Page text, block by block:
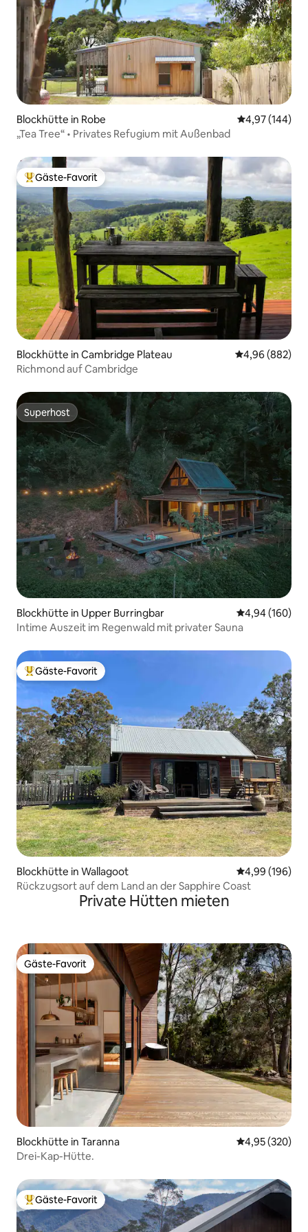
Blockhütte in Robe
4,97 (144)
„Tea Tree“ • Privates Refugium mit Außenbad
Beliebter Gäste-Favorit.
Gäste-Favorit
Blockhütte in Cambridge Plateau
4,96 (882)
Richmond auf Cambridge
Superhost
Superhost
Blockhütte in Upper Burringbar
4,94 (160)
Intime Auszeit im Regenwald mit privater Sauna
Beliebter Gäste-Favorit.
Gäste-Favorit
Blockhütte in Wallagoot
4,99 (196)
Rückzugsort auf dem Land an der Sapphire Coast
Private Hütten mieten
Gäste-Favorit
Gäste-Favorit
Blockhütte in Taranna
4,95 (320)
Drei-Kap-Hütte.
Beliebter Gäste-Favorit.
Gäste-Favorit